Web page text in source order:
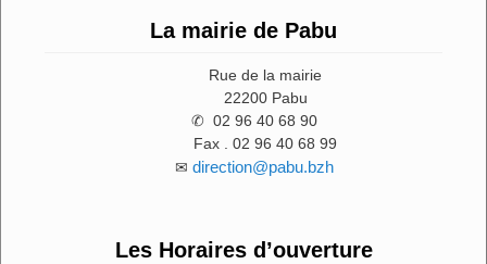
La mairie de Pabu
Rue de la mairie
22200 Pabu
✆ 02 96 40 68 90
Fax . 02 96 40 68 99
✉ direction@pabu.bzh
Les Horaires d’ouverture